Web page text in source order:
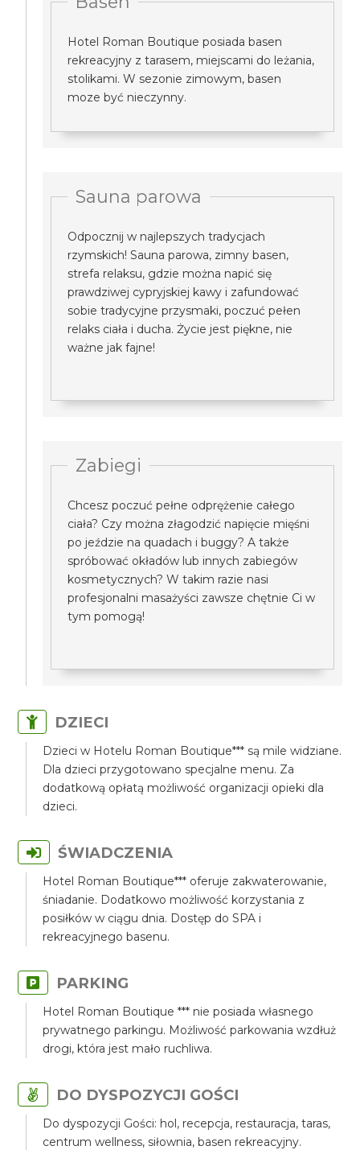
Hotel Roman Boutique posiada basen
rekreacyjny z tarasem, miejscami do leżania,
stolikami. W sezonie zimowym, basen
moze być nieczynny.
Sauna parowa
Odpocznij w najlepszych tradycjach
rzymskich! Sauna parowa, zimny basen,
strefa relaksu, gdzie można napić się
prawdziwej cypryjskiej kawy i zafundować
sobie tradycyjne przysmaki, poczuć pełen
relaks ciała i ducha. Życie jest piękne, nie
ważne jak fajne!
Zabiegi
Chcesz poczuć pełne odprężenie całego
ciała? Czy można złagodzić napięcie mięśni
po jeździe na quadach i buggy? A także
spróbować okładów lub innych zabiegów
kosmetycznych? W takim razie nasi
profesjonalni masażyści zawsze chętnie Ci w
tym pomogą!
DZIECI
Dzieci w Hotelu Roman Boutique*** są mile widziane.
Dla dzieci przygotowano specjalne menu. Za
dodatkową opłatą możliwość organizacji opieki dla
dzieci.
ŚWIADCZENIA
Hotel Roman Boutique*** oferuje zakwaterowanie,
śniadanie. Dodatkowo możliwość korzystania z
posiłków w ciągu dnia. Dostęp do SPA i
rekreacyjnego basenu.
PARKING
Hotel Roman Boutique *** nie posiada własnego
prywatnego parkingu. Możliwość parkowania wzdłuż
drogi, która jest mało ruchliwa.
DO DYSPOZYCJI GOŚCI
Do dyspozycji Gości: hol, recepcja, restauracja, taras,
centrum wellness, siłownia, basen rekreacyjny.